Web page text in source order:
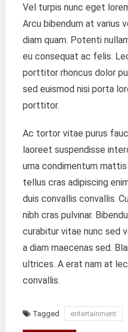
Vel turpis nunc eget
Arcu bibendum at varius
diam quam. Potenti
eu consequat ac felis.
porttitor rhoncus dolor
sed euismod nisi porta
porttitor.
Ac tortor vitae purus
laoreet suspendisse
urna condimentum
tellus cras adipiscing
duis convallis convallis.
nibh cras pulvinar.
curabitur vitae nunc sed
a diam maecenas sed.
ultrices. A erat nam at
convallis.
Tagged entertainment